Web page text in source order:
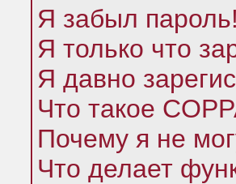
Я забыл пароль!
Я только что
Я давно
Что такое
Почему я не
Что делает